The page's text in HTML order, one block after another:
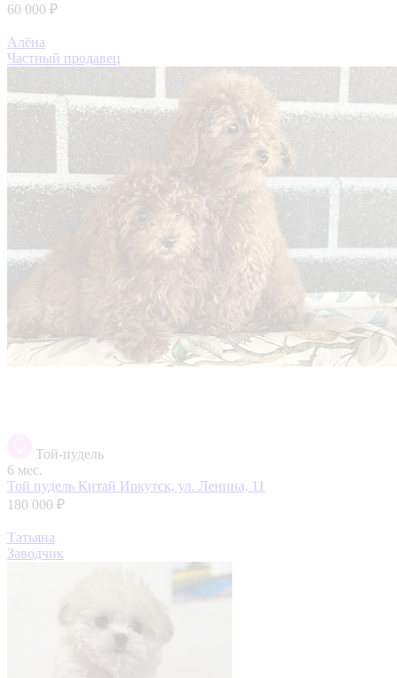
60 000 ₽
Алёна
Частный продавец
Той-пудель
6 мес.
Той пудель Китай Иркутск, ул. Ленина, 11
180 000 ₽
Татьяна
Заводчик